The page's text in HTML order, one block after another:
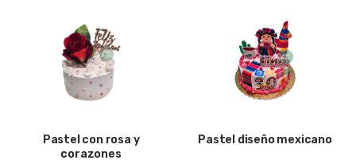
Pastel con rosa y
corazones
Pastel diseño mexicano